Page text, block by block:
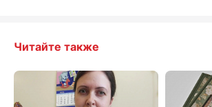
Читайте также